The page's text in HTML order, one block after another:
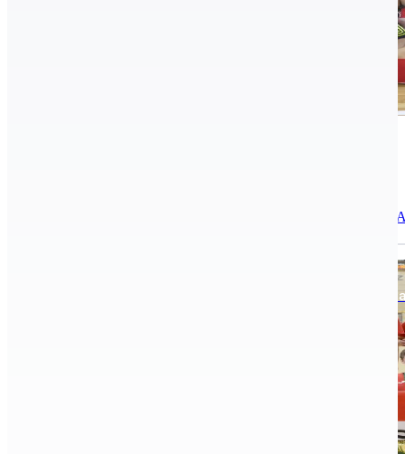
Új taggal bővül a Kecskeméti Sportiskola
Hírek, aktualitások, Jégkorong, Kézilabda,